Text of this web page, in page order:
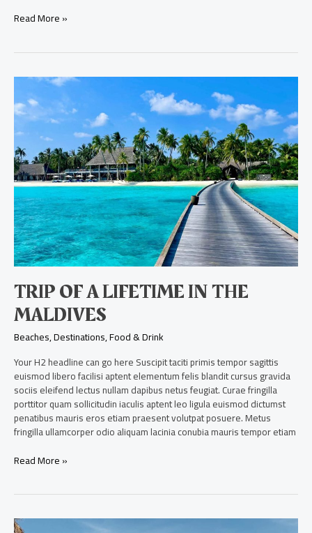
Read More »
TRIP OF A LIFETIME IN THE
MALDIVES
Beaches,Destinations,Food & Drink
Your H2 headline can go here Suscipit taciti primis tempor sagittis
euismod libero facilisi aptent elementum felis blandit cursus gravida
sociis eleifend lectus nullam dapibus netus feugiat. Curae fringilla
porttitor quam sollicitudin iaculis aptent leo ligula euismod dictumst
penatibus mauris eros etiam praesent volutpat posuere. Metus
fringilla ullamcorper odio aliquam lacinia conubia mauris tempor etiam
Trip
a
lifetime
in
the
Maldives
Read More »
The